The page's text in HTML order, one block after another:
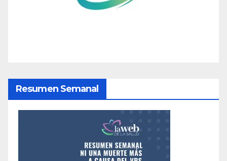
Resumen Semanal